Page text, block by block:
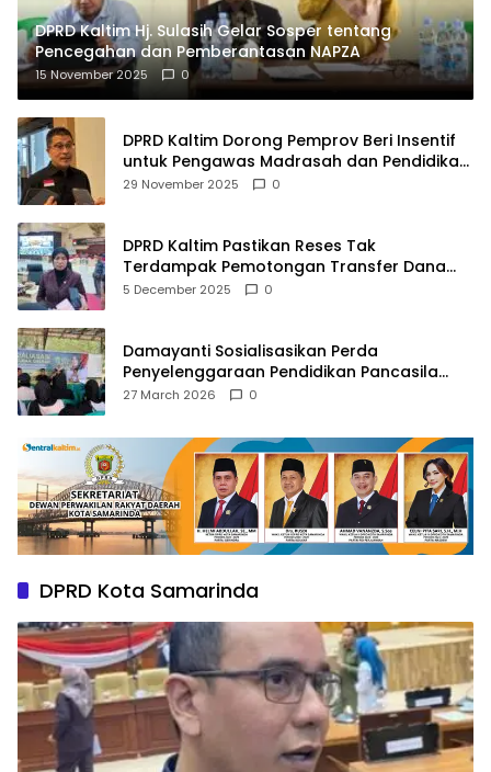
DPRD Kaltim Hj. Sulasih Gelar Sosper tentang
Pencegahan dan Pemberantasan NAPZA
15 November 2025 0
DPRD Kaltim Dorong Pemprov Beri Insentif
untuk Pengawas Madrasah dan Pendidikan
Agama
29 November 2025 0
DPRD Kaltim Pastikan Reses Tak
Terdampak Pemotongan Transfer Dana
Pusat
5 December 2025 0
Damayanti Sosialisasikan Perda
Penyelenggaraan Pendidikan Pancasila
dan Wawasan Kebangsaan
27 March 2026 0
DPRD Kota Samarinda